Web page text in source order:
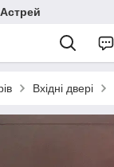
Вхідні двері